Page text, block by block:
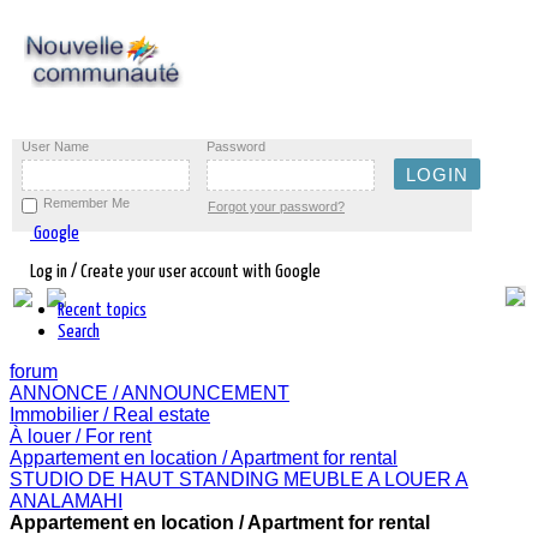
User Name Password
Remember Me Forgot your password?
Google
Log in / Create your user account with Google
Recent topics
Search
forum
ANNONCE / ANNOUNCEMENT
Immobilier / Real estate
À louer / For rent
Appartement en location / Apartment for rental
STUDIO DE HAUT STANDING MEUBLE A LOUER A
ANALAMAHI
Appartement en location / Apartment for rental